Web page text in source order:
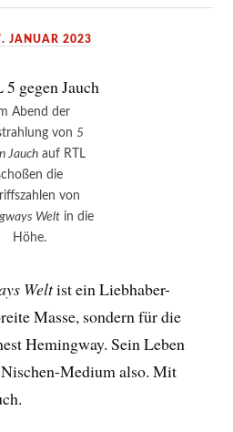
JANUAR 2023
Abend der
von 5
Jauchauf RTL
die
von
Welt in die
Höhe.
Weltist ein Liebhaber-
Masse, sondern für die
Hemingway. Sein Leben
Medium also. Mit